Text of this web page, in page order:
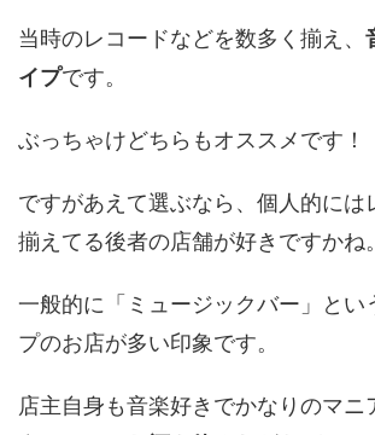
当時のレコードなどを数多く揃え、
イプです。
ぶっちゃけどちらもオススメです！
ですがあえて選ぶなら、個人的には
揃えてる後者の店舗が好きですかね。
一般的に「ミュージックバー」とい
プのお店が多い印象です。
店主自身も音楽好きでかなりのマニ